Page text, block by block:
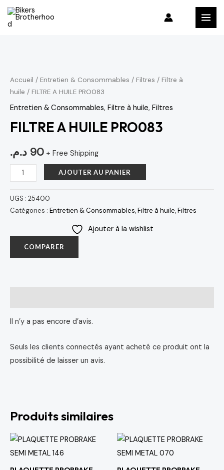
Aller
Accueil / Entretien & Consommables / Filtres / Filtre à
huile / FILTRE A HUILE PRO083
Entretien & Consommables, Filtre à huile, Filtres
FILTRE A HUILE PRO083
90 د.م. + Free Shipping
FILTRE
A
HUILE
PRO083
AJOUTER AU PANIER
UGS : 25400
Catégories : Entretien & Consommables,Filtre à huile,Filtres
Ajouter à la wishlist
COMPARER
Il n’y a pas encore d’avis.
Seuls les clients connectés ayant acheté ce produit ont la
possibilité de laisser un avis.
Produits similaires